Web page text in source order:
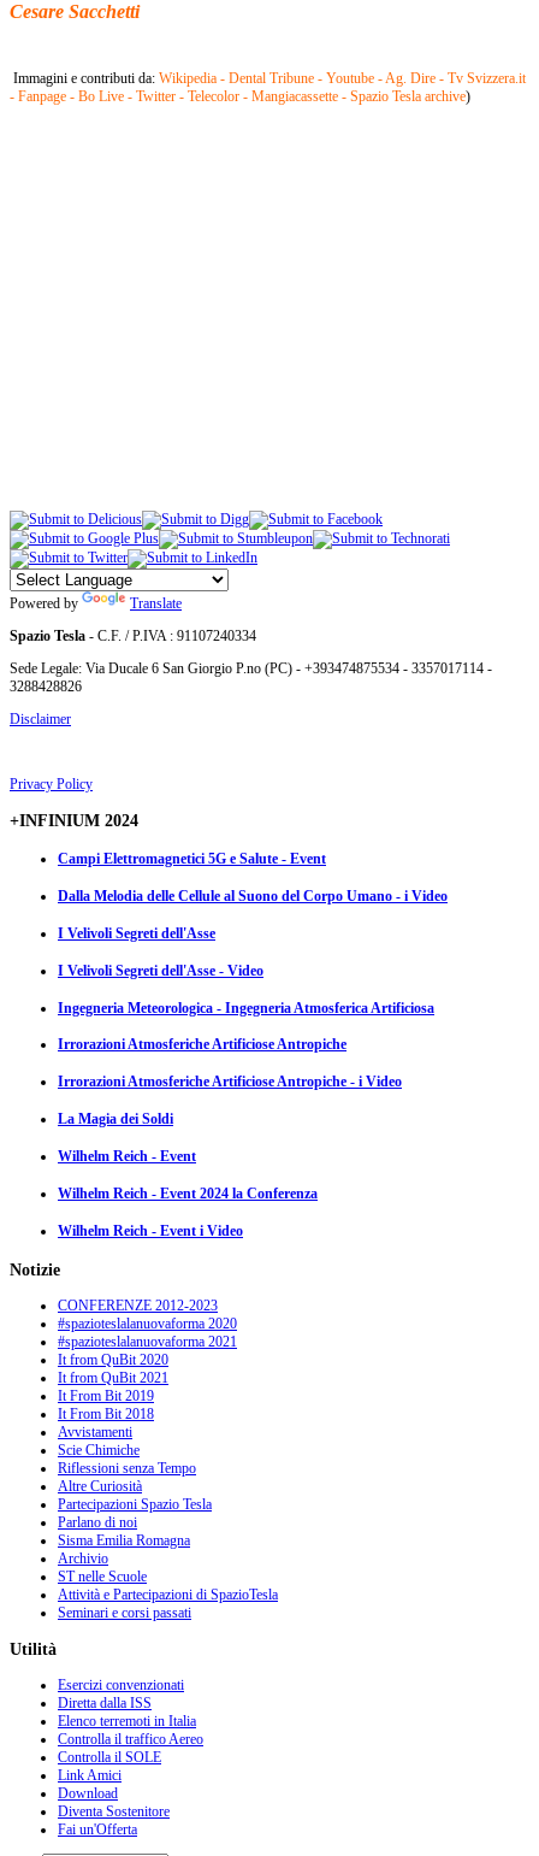
Cesare Sacchetti
Immagini e contributi da: Wikipedia - Dental Tribune - Youtube - Ag. Dire - Tv Svizzera.it
- Fanpage - Bo Live - Twitter - Telecolor - Mangiacassette - Spazio Tesla archive)
Powered by
Translate
Spazio Tesla - C.F. / P.IVA : 91107240334
Sede Legale: Via Ducale 6 San Giorgio P.no (PC) - +393474875534 - 3357017114 -
3288428826
Disclaimer
Privacy Policy
+INFINIUM 2024
Campi Elettromagnetici 5G e Salute - Event
Dalla Melodia delle Cellule al Suono del Corpo Umano - i Video
I Velivoli Segreti dell'Asse
I Velivoli Segreti dell'Asse - Video
Ingegneria Meteorologica - Ingegneria Atmosferica Artificiosa
Irrorazioni Atmosferiche Artificiose Antropiche
Irrorazioni Atmosferiche Artificiose Antropiche - i Video
La Magia dei Soldi
Wilhelm Reich - Event
Wilhelm Reich - Event 2024 la Conferenza
Wilhelm Reich - Event i Video
Notizie
CONFERENZE 2012-2023
#spazioteslalanuovaforma 2020
#spazioteslalanuovaforma 2021
It from QuBit 2020
It from QuBit 2021
It From Bit 2019
It From Bit 2018
Avvistamenti
Scie Chimiche
Riflessioni senza Tempo
Altre Curiosità
Partecipazioni Spazio Tesla
Parlano di noi
Sisma Emilia Romagna
Archivio
ST nelle Scuole
Attività e Partecipazioni di SpazioTesla
Seminari e corsi passati
Utilità
Esercizi convenzionati
Diretta dalla ISS
Elenco terremoti in Italia
Controlla il traffico Aereo
Controlla il SOLE
Link Amici
Download
Diventa Sostenitore
Fai un'Offerta